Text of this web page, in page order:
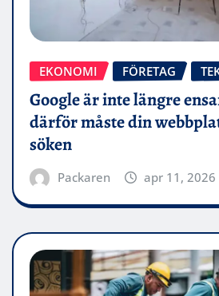
EKONOMI FÖRETAG
Google är inte längre
därför måste din
söken
Packaren apr 11, 2026